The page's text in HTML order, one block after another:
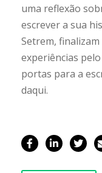
uma reflexão
escrever a sua
Setrem,
experiências
portas para a
daqui.